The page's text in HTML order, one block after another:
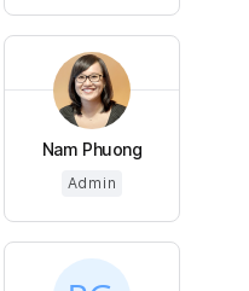
Nam Phuong
Admin